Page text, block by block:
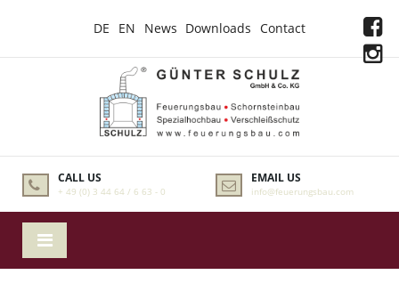
DE EN News Downloads Contact
CALL US
+ 49 (0) 3 44 64 / 6 63 - 0
EMAIL US
info@feuerungsbau.com